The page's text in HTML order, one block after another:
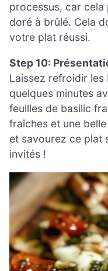
processus, car
doré à brûlé. Cela
votre plat réussi.
Step 10:
Laissez refroidir les
quelques minutes
feuilles de basilic
fraîches et une
et savourez ce plat
invités !